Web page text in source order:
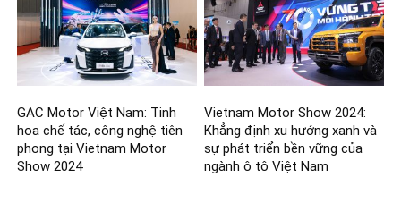
GAC Motor Việt Nam: Tinh
hoa chế tác, công nghệ tiên
phong tại Vietnam Motor
Show 2024
Vietnam Motor Show 2024:
Khẳng định xu hướng xanh và
sự phát triển bền vững của
ngành ô tô Việt Nam